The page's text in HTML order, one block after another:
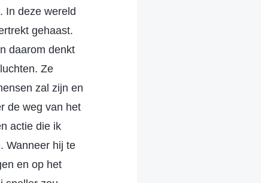
In deze wereld
gehaast.
daarom denkt
Ze
zal zijn en
de weg van het
actie die ik
Wanneer hij te
en op het